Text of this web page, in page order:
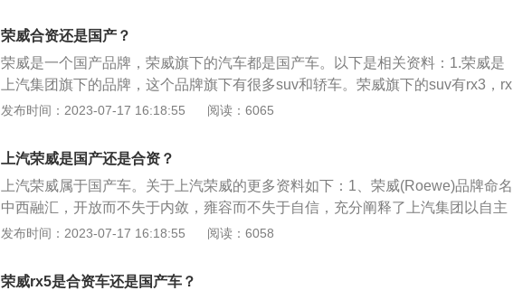
放而不失于内敛，雍容而不失于自信。标识图案充分体现经典、尊贵的气质。
荣威合资还是国产？
荣威是一个国产品牌，荣威旗下的汽车都是国产车。以下是相关资料：1.荣威是
上汽集团旗下的品牌，这个品牌旗下有很多suv和轿车。荣威旗下的suv有rx3，rx
5，rx5-max等。2.荣威rx5-max是紧凑型suv，这款车一共搭载了两款发动机，一
机最大功率为127kw，最大扭矩为275牛米，最大功率转速为5600转每分钟，最
大扭矩转速为1750到4000转每分钟。这款发动机搭载了缸内直喷技术，并且使用
了铝合金缸盖缸体。与这款发动机匹配的是6速手动变速箱或6速手自一体变速
箱。3.2.0升涡轮增压发动机最大功率为170kw，最大扭矩为370牛米，最大功率
转速为5300转每分钟，最大扭矩转速为2000到4000转每分钟。这款发动机搭载
合变速箱。
发布时间：2023-07-17 16:18:55 阅读：6065
上汽荣威是国产还是合资？
上汽荣威属于国产车。关于上汽荣威的更多资料如下：1、荣威(Roewe)品牌命名
中西融汇，开放而不失于内敛，雍容而不失于自信，充分阐释了上汽集团以自主
掌控、自主创新的信念，传承世界先进技术，全新塑造中国的国际品牌之决心与
厚的中国文化积淀，同时也传递出一种经典、尊贵的气度。
发布时间：2023-07-17 16:18:55 阅读：6058
荣威rx5是合资车还是国产车？